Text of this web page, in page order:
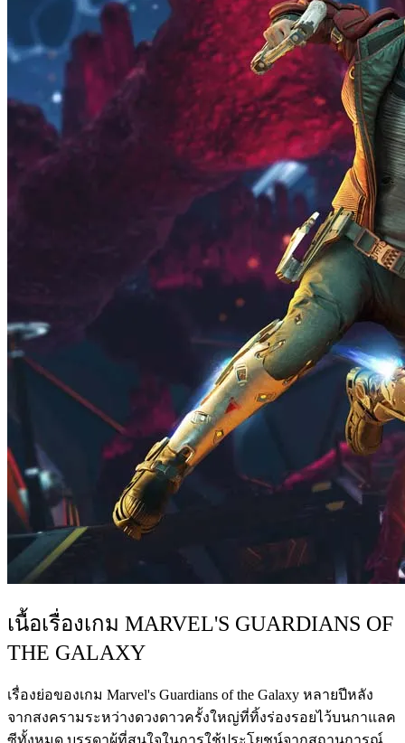
เนื้อเรื่องเกม MARVEL'S GUARDIANS OF
THE GALAXY
เรื่องย่อของเกม Marvel's Guardians of the Galaxy หลายปีหลัง
จากสงครามระหว่างดวงดาวครั้งใหญ่ที่ทิ้งร่องรอยไว้บนกาแลค
ซีทั้งหมด บรรดาผู้ที่สนใจในการใช้ประโยชน์จากสถานการณ์